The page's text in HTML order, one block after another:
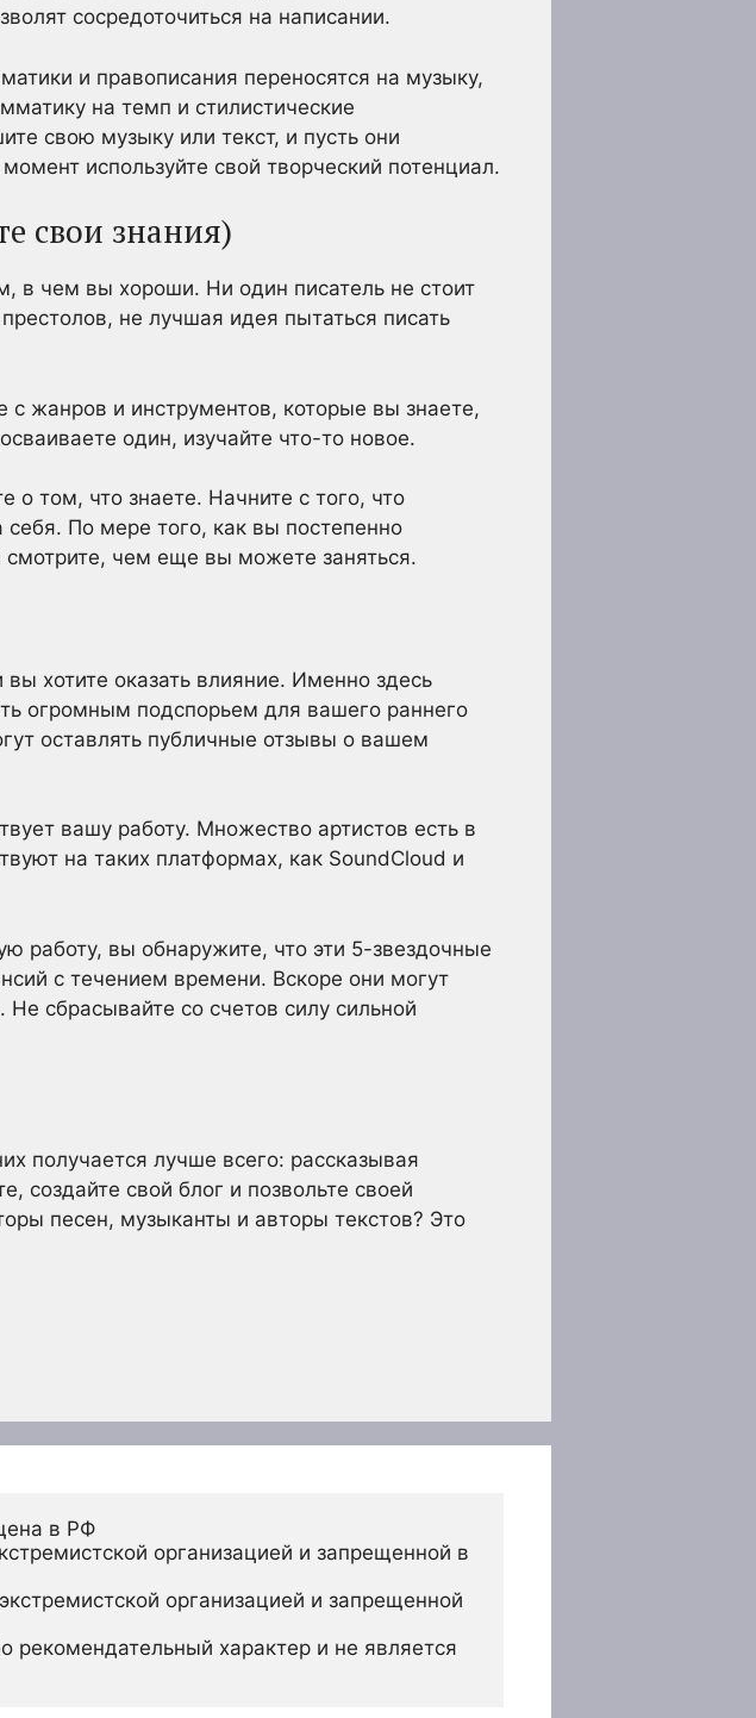
сосредоточиться на написании.
и правописания переносятся на музыку,
на темп и стилистические
свою музыку или текст, и пусть они
используйте свой творческий потенциал.
свои знания)
в чем вы хороши. Ни один писатель не стоит
не лучшая идея пытаться писать
с жанров и инструментов, которые вы знаете,
один, изучайте что-то новое.
о том, что знаете. Начните с того, что
себя. По мере того, как вы постепенно
смотрите, чем еще вы можете заняться.
хотите оказать влияние. Именно здесь
огромным подспорьем для вашего раннего
оставлять публичные отзывы о вашем
вашу работу. Множество артистов есть в
на таких платформах, как SoundCloud и
работу, вы обнаружите, что эти 5-звездочные
с течением времени. Вскоре они могут
сбрасывайте со счетов силу сильной
получается лучше всего: рассказывая
создайте свой блог и позвольте своей
песен, музыканты и авторы текстов? Это
в РФ
организацией и запрещенной в
организацией и запрещенной
рекомендательный характер и не является